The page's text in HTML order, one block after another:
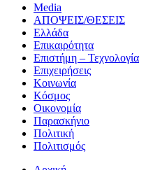
Media
ΑΠΟΨΕΙΣ/ΘΕΣΕΙΣ
Ελλάδα
Επικαιρότητα
Επιστήμη – Τεχνολογία
Επιχειρήσεις
Κοινωνία
Κόσμος
Οικονομία
Παρασκήνιο
Πολιτική
Πολιτισμός